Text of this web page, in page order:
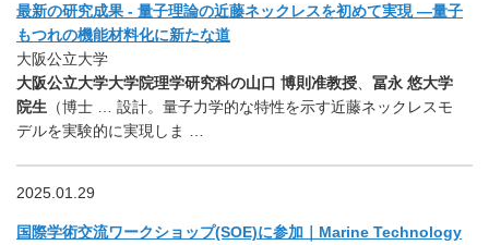
最新の研究成果 - 量子理論の近藤ネックレスを初めて実現 ―量子
もつれの機能材料化に新たな道
大阪公立大学
大阪公立大学大学院理学研究科の山口 博則准教授
冨永 悠大学
院生 （博士 … 設計。量子力学的な特性を示す近藤ネックレスモ
デルを実験的に実現しま …
2025.01.29
国際学術交流ワークショップ(SOE)に参加｜Marine Technology